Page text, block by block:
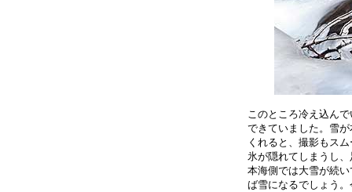
このところ冷え込ん
できていました。雪
くれると、撮影もス
氷が隠れてしまうし
本海側では大雪が続
ば雪になるでしょう